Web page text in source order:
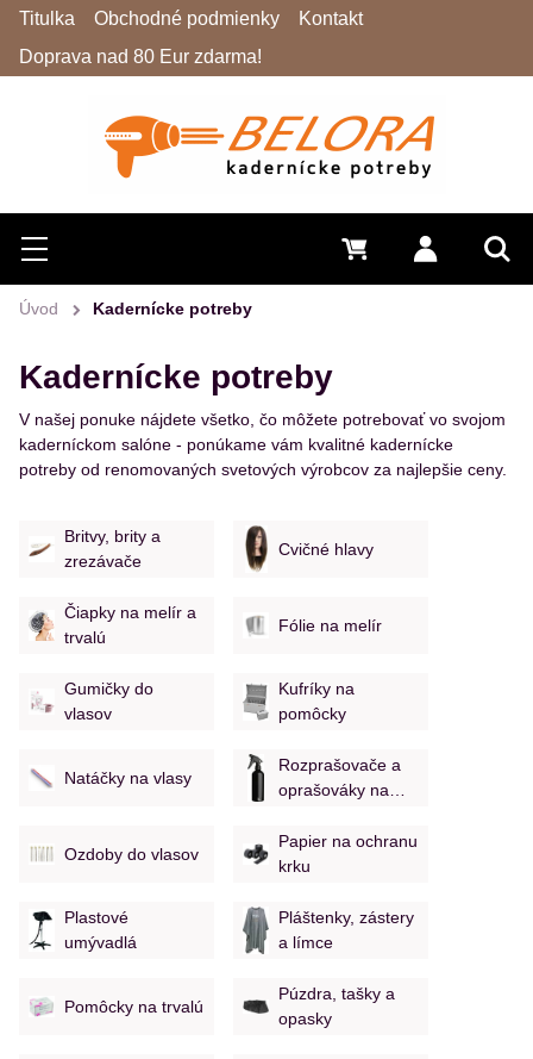
Hľadať
Menu Prihlásiť
0 €
Titulka Obchodné podmienky
Kontakt
Doprava nad 80 Eur zdarma!
Úvod Kadernícke potreby
Kadernícke potreby
V našej ponuke nájdete všetko, čo môžete potrebovať vo svojom
kaderníckom salóne - ponúkame vám kvalitné kadernícke
potreby od renomovaných svetových výrobcov za najlepšie ceny.
Britvy, brity a
zrezávače
Cvičné hlavy
Čiapky na melír a
trvalú
Fólie na melír
Gumičky do
vlasov
Kufríky na
pomôcky
Natáčky na vlasy
Rozprašovače a
oprašováky na
Ozdoby do vlasov
Papier na ochranu
krku
Plastové
umývadlá
Pláštenky, zástery
a límce
Pomôcky na trvalú
Púzdra, tašky a
opasky